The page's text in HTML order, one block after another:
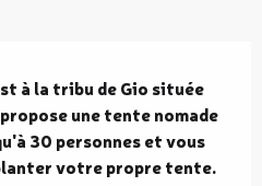
à la tribu de Gio située
une tente nomade
30 personnes et vous
votre propre tente.